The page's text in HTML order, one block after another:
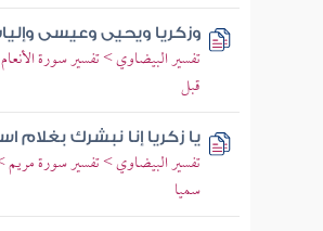
وزكريا ويحيى وعيسى
تفسير البيضاوي > تفسير سورة
قبل
يا زكريا إنا نبشرك
تفسير البيضاوي > تفسير سورة مريم >
سميا